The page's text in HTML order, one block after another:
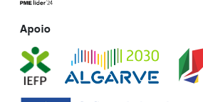
Apoio